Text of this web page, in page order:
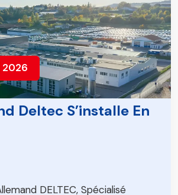
2026
Deltec S’installe En
DELTEC, Spécialisé